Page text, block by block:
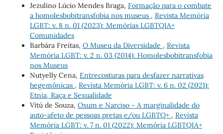
Jezulino Lúcio Mendes Braga, Formação para o combate
a homolesbobitransfobia nos museus , Revista Memória
LGBT: v. 8 n. 01 (2023): Memórias LGBTQIA+
Comunidades
Barbára Freitas, O Museu da Diversidade , Revista
Memória LGBT: v. 2 n. 03 (2014): Homolesbobitransfobia
nos Museus
Nutyelly Cena, Entrecosturas para desfazer narrativas
hegemônicas , Revista Memória LGBT: v. 6 n. 02 (2021):
Etnia, Raça e Sexualidade
Vitú de Souza, Oxum e Narciso - A marginalidade do
auto-afeto de pessoas pretas e/ou LGBTQ+ , Revista
Memória LGBT: v. 7 n. 01 (2022): Memória LGBTQIA+